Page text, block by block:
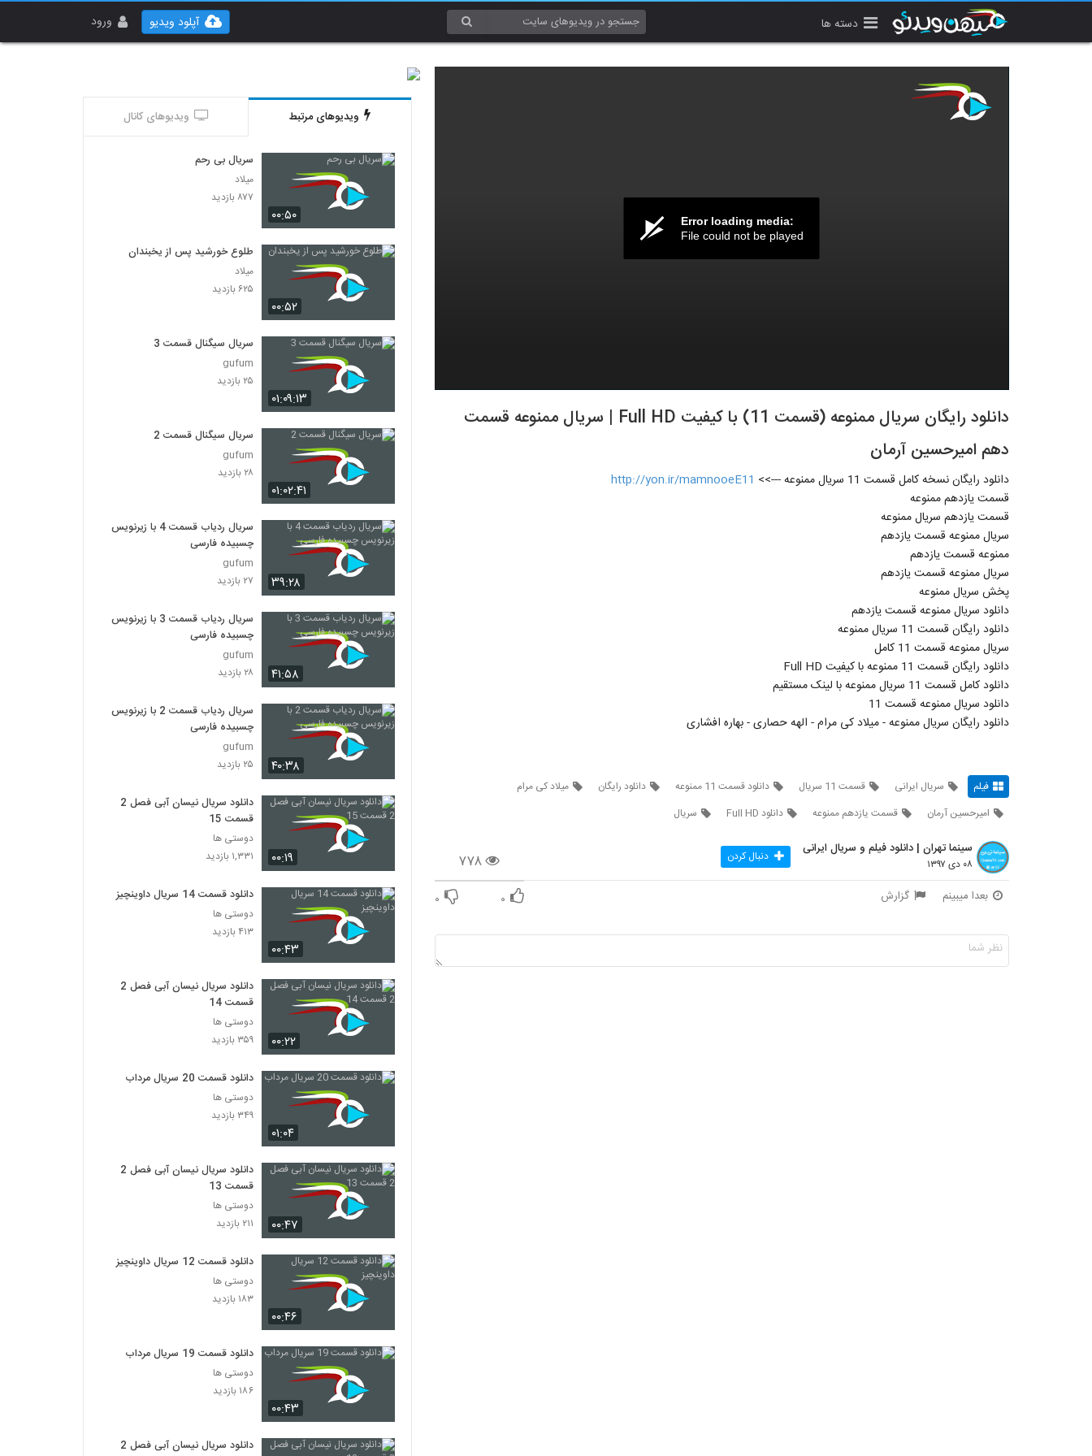
دسته ها ورود آپلود ویدیو
Error loading media:
File could not be played
دانلود رايگان سريال ممنوعه (قسمت 11) با کيفيت Full HD | سريال ممنوعه قسمت
دهم اميرحسين آرمان
دانلود رایگان نسخه کامل قسمت 11 سریال ممنوعه --->>
http://yon.ir/mamnooeE11
قسمت یازدهم ممنوعه
قسمت یازدهم سریال ممنوعه
سریال ممنوعه قسمت یازدهم
ممنوعه قسمت یازدهم
سریال ممنوعه قسمت یازدهم
پخش سریال ممنوعه
دانلود سریال ممنوعه قسمت یازدهم
دانلود رایگان قسمت 11 سریال ممنوعه
سریال ممنوعه قسمت 11 کامل
دانلود رایگان قسمت 11 ممنوعه با کیفیت Full HD
دانلود کامل قسمت 11 سریال ممنوعه با لینک مستقیم
دانلود سریال ممنوعه قسمت 11
دانلود رایگان سریال ممنوعه - میلاد کی مرام - الهه حصاری - بهاره افشاری
فیلم سریال ایرانی قسمت 11 سریال دانلود قسمت 11 ممنوعه دانلود رایگان
میلاد کی مرام
امیرحسین آرمان
قسمت یازدهم ممنوعه دانلود Full HD سریال
۷۷۸
سینما تهران | دانلود فیلم و سریال ایرانی
۰۸ دی ۱۳۹۷ دنبال کردن
بعدا میبینم گزارش ۰ ۰
ویدیوهای مرتبط ویدیوهای کانال
۰۰:۵۰
سریال بی رحم
میلاد
۸۷۷ بازدید
۰۰:۵۲
طلوع خورشید پس از یخبندان
میلاد
۶۲۵ بازدید
۰۱:۰۹:۱۳
سریال سیگنال قسمت 3
gufum
۲۵ بازدید
۰۱:۰۲:۴۱
سریال سیگنال قسمت 2
gufum
۲۸ بازدید
۳۹:۲۸
سریال ردیاب قسمت 4 با زیرنویس
چسبیده فارسی
gufum
۲۷ بازدید
۴۱:۵۸
سریال ردیاب قسمت 3 با زیرنویس
چسبیده فارسی
gufum
۲۸ بازدید
۴۰:۳۸
سریال ردیاب قسمت 2 با زیرنویس
چسبیده فارسی
gufum
۲۵ بازدید
۰۰:۱۹
دانلود سریال نیسان آبی فصل 2
قسمت 15
دوستی ها
۱,۳۳۱ بازدید
۰۰:۴۳
دانلود قسمت 14 سریال داوینچیز
دوستی ها
۴۱۳ بازدید
۰۰:۲۲
دانلود سریال نیسان آبی فصل 2
قسمت 14
دوستی ها
۳۵۹ بازدید
۰۱:۰۴
دانلود قسمت 20 سریال مرداب
دوستی ها
۳۴۹ بازدید
۰۰:۴۷
دانلود سریال نیسان آبی فصل 2
قسمت 13
دوستی ها
۲۱۱ بازدید
۰۰:۴۶
دانلود قسمت 12 سریال داوینچیز
دوستی ها
۱۸۳ بازدید
۰۰:۴۳
دانلود قسمت 19 سریال مرداب
دوستی ها
۱۸۶ بازدید
دانلود سریال نیسان آبی فصل 2